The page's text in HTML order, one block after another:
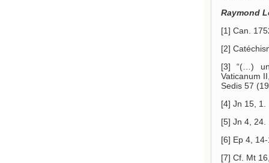
Raymond
[1] Can.
[2]
[3] “(…)
Vaticanum
Sedis 57
[4] Jn 15, 1.
[5] Jn 4, 24.
[6] Ep 4,
[7] Cf. Mt